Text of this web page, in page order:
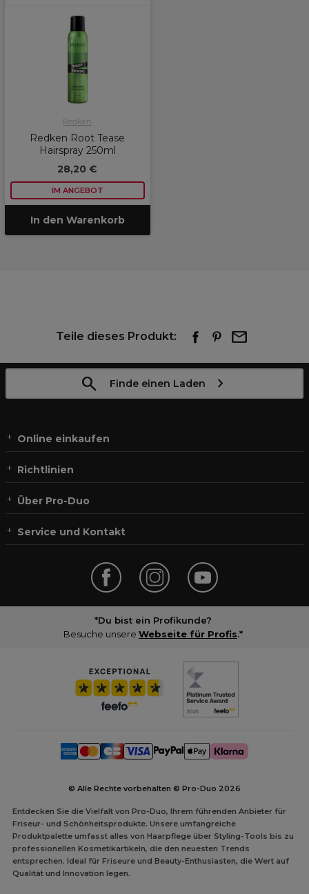
Redken
Redken Root Tease
Hairspray 250ml
28,20 €
IM ANGEBOT
In den Warenkorb
Teile dieses Produkt:
Finde einen Laden
Online einkaufen
Richtlinien
Über Pro-Duo
Service und Kontakt
*Du bist ein Profikunde?
Besuche unsere Webseite für Profis.*
© Alle Rechte vorbehalten © Pro-Duo 2026
Entdecken Sie die Vielfalt von Pro-Duo, Ihrem führenden Anbieter für
Friseur- und Schönheitsprodukte. Unsere umfangreiche
Produktpalette umfasst alles von Haarpflege über Styling-Tools bis zu
professionellen Kosmetikartikeln, die den neuesten Trends
entsprechen. Ideal für Friseure und Beauty-Enthusiasten, die Wert auf
Qualität und Innovation legen.